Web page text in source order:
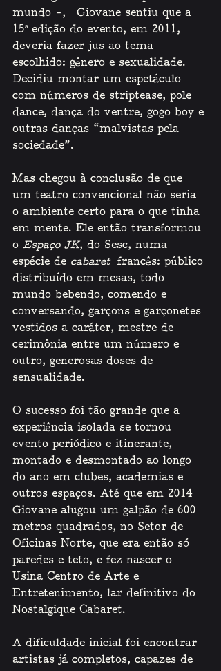
mundo –,  Giovane sentiu que a
15ª edição do evento, em 2011,
deveria fazer jus ao tema
escolhido: gênero e sexualidade.
Decidiu montar um espetáculo
com números de striptease, pole
dance, dança do ventre, gogo boy e
outras danças “malvistas pela
sociedade”.
Mas chegou à conclusão de que
um teatro convencional não seria
o ambiente certo para o que tinha
em mente. Ele então transformou
o Espaço JK, do Sesc, numa
espécie de cabaret francês: público
distribuído em mesas, todo
mundo bebendo, comendo e
conversando, garçons e garçonetes
vestidos a caráter, mestre de
cerimônia entre um número e
outro, generosas doses de
sensualidade.
O sucesso foi tão grande que a
experiência isolada se tornou
evento periódico e itinerante,
montado e desmontado ao longo
do ano em clubes, academias e
outros espaços. Até que em 2014
Giovane alugou um galpão de 600
metros quadrados, no Setor de
Oficinas Norte, que era então só
paredes e teto, e fez nascer o
Usina Centro de Arte e
Entretenimento, lar definitivo do
Nostalgique Cabaret.
A dificuldade inicial foi encontrar
artistas já completos, capazes de